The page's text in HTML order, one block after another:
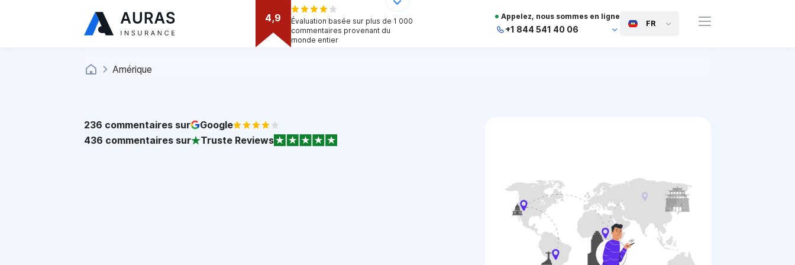
4,9
Évaluation basée sur plus de 1 000
commentaires provenant du
monde entier
Appelez, nous sommes en ligne
+1 844 541 40 06
FR
Amérique
236 commentaires sur
Google
436 commentaires sur Truste Reviews